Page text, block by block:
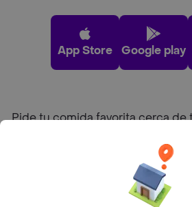
App Store Google play
Pide tu comida favorita cerca de